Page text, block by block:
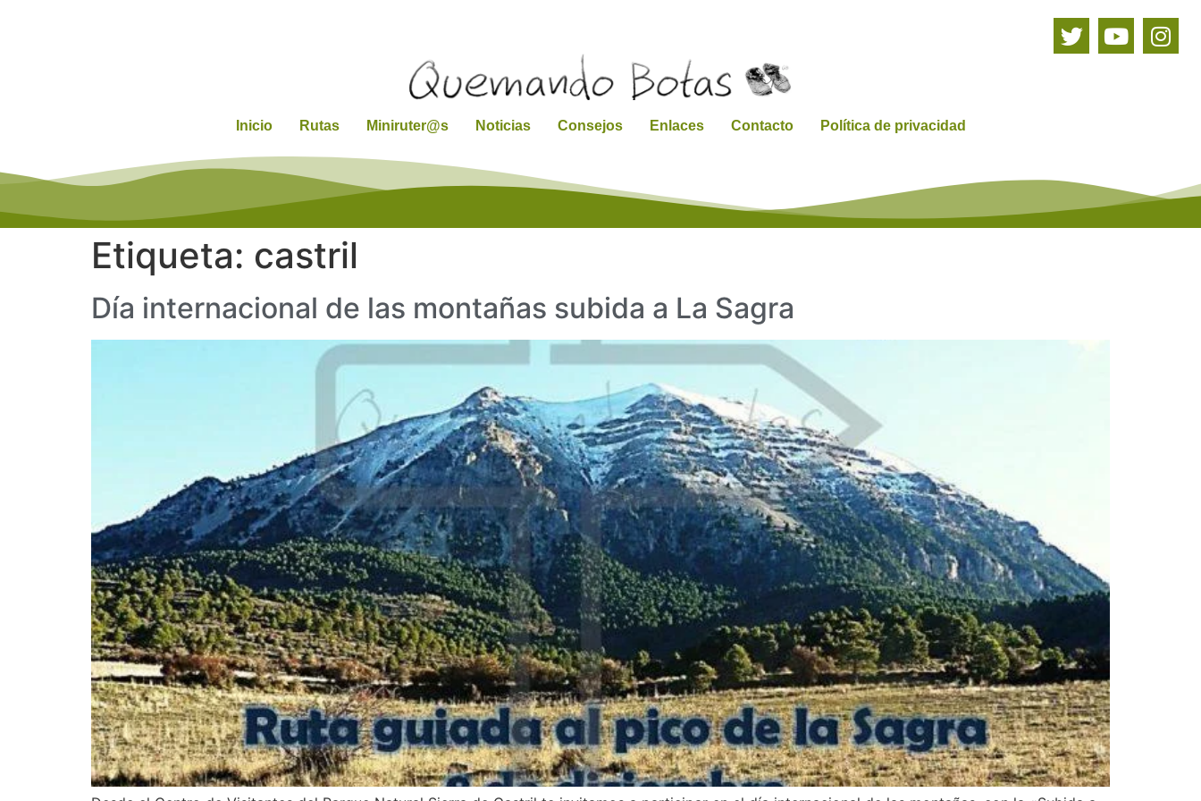
Inicio Rutas Miniruter@s Noticias Consejos Enlaces Contacto Política de privacidad
Etiqueta: castril
Día internacional de las montañas subida a La Sagra